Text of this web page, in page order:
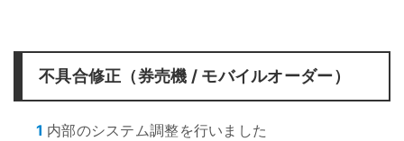
不具合修正（券売機 / モバイルオーダー）
1 内部のシステム調整を行いました